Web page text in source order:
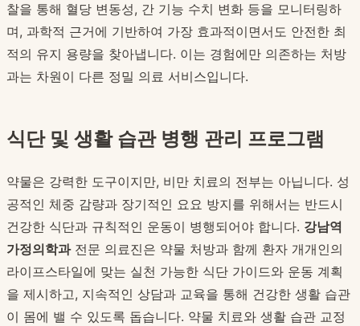
찰을 통해 혈당 변동성, 간 기능 수치 변화 등을 모니터링하
며, 과학적 근거에 기반하여 가장 효과적이면서도 안전한 최
적의 유지 용량을 찾아냅니다. 이는 경험에만 의존하는 처방
과는 차원이 다른 정밀 의료 서비스입니다.
식단 및 생활 습관 병행 관리 프로그램
약물은 강력한 도구이지만, 비만 치료의 전부는 아닙니다. 성
공적인 체중 감량과 장기적인 요요 방지를 위해서는 반드시
건강한 식단과 규칙적인 운동이 병행되어야 합니다. 강남역
가정의학과전문 의료진은 약물 처방과 함께 환자 개개인의
라이프스타일에 맞는 실천 가능한 식단 가이드와 운동 계획
을 제시하고, 지속적인 상담과 교육을 통해 건강한 생활 습관
이 몸에 밸 수 있도록 돕습니다. 약물 치료와 생활 습관 교정